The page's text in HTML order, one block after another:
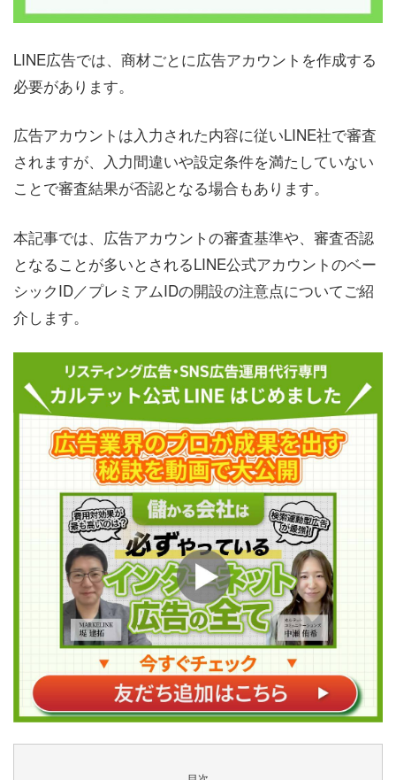
LINE広告では、商材ごとに広告アカウントを作成する
必要があります。
広告アカウントは入力された内容に従いLINE社で審査
されますが、入力間違いや設定条件を満たしていない
ことで審査結果が否認となる場合もあります。
本記事では、広告アカウントの審査基準や、審査否認
となることが多いとされるLINE公式アカウントのベー
シックID／プレミアムIDの開設の注意点についてご紹
介します。